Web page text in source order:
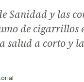
Sanidad y las
de cigarrillos
salud a corto y